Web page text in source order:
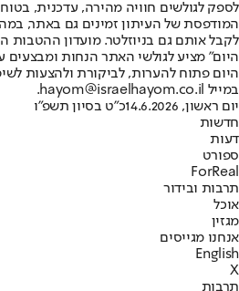
לספק לגולשים חוויה מהירה, עדכנית,
המודפסת של העיתון זמינים גם באתר,
לקבל אותם גם בניוזלטר. מועדון ההטבות
היום" מציע לגולשי האתר הנחות ומבצעים
היום פתוח להערות, לביקורת ולהצעות
במייל hayom@israelhayom.co.il.
יום ראשון, 14.6.2026
כ"ט בסיון תשפ"ו
חדשות
דעות
ספורט
ForReal
תרבות ובידור
אוכל
מגזין
אנחנו מגייסים
English
X
תרבות